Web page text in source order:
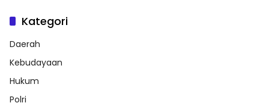
Kategori
Daerah
Kebudayaan
Hukum
Polri